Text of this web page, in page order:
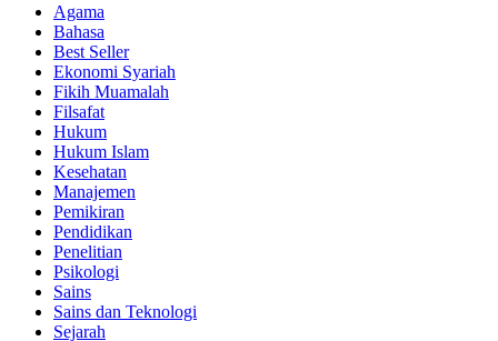
Agama
Bahasa
Best Seller
Ekonomi Syariah
Fikih Muamalah
Filsafat
Hukum
Hukum Islam
Kesehatan
Manajemen
Pemikiran
Pendidikan
Penelitian
Psikologi
Sains
Sains dan Teknologi
Sejarah